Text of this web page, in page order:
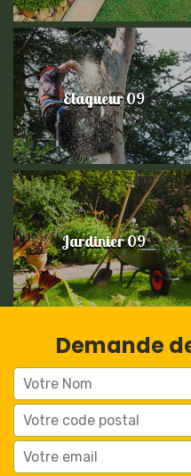
Elagueur 09
Jardinier 09
Demande